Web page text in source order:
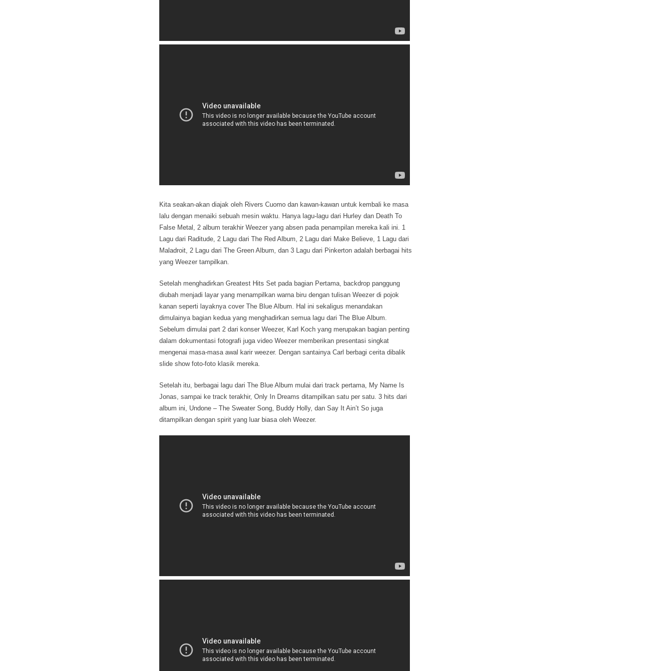
Kita seakan-akan diajak oleh Rivers Cuomo dan kawan-kawan untuk kembali ke masa
lalu dengan menaiki sebuah mesin waktu. Hanya lagu-lagu dari Hurley dan Death To
False Metal, 2 album terakhir Weezer yang absen pada penampilan mereka kali ini. 1
Lagu dari Raditude, 2 Lagu dari The Red Album, 2 Lagu dari Make Believe, 1 Lagu dari
Maladroit, 2 Lagu dari The Green Album, dan 3 Lagu dari Pinkerton adalah berbagai hits
yang Weezer tampilkan.
Setelah menghadirkan Greatest Hits Set pada bagian Pertama, backdrop panggung
diubah menjadi layar yang menampilkan warna biru dengan tulisan Weezer di pojok
kanan seperti layaknya cover The Blue Album. Hal ini sekaligus menandakan
dimulainya bagian kedua yang menghadirkan semua lagu dari The Blue Album.
Sebelum dimulai part 2 dari konser Weezer, Karl Koch yang merupakan bagian penting
dalam dokumentasi fotografi juga video Weezer memberikan presentasi singkat
mengenai masa-masa awal karir weezer. Dengan santainya Carl berbagi cerita dibalik
slide show foto-foto klasik mereka.
Setelah itu, berbagai lagu dari The Blue Album mulai dari track pertama, My Name Is
Jonas, sampai ke track terakhir, Only In Dreams ditampilkan satu per satu. 3 hits dari
album ini, Undone – The Sweater Song, Buddy Holly, dan Say It Ain’t So juga
ditampilkan dengan spirit yang luar biasa oleh Weezer.